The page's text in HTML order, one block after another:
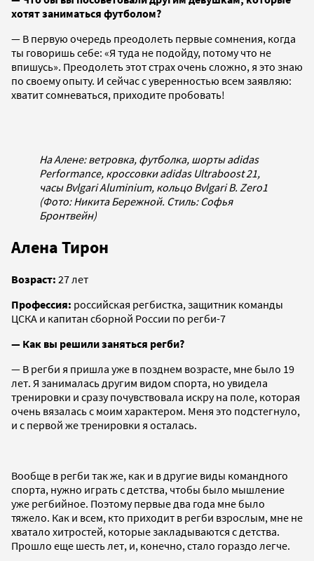
хотят заниматься футболом?
— В первую очередь преодолеть первые сомнения, когда
ты говоришь себе: «Я туда не подойду, потому что не
впишусь». Преодолеть этот страх очень сложно, я это знаю
по своему опыту. И сейчас с уверенностью всем заявляю:
хватит сомневаться, приходите пробовать!
На Алене: ветровка, футболка, шорты adidas
Performance, кроссовки adidas Ultraboost 21,
часы Bvlgari Aluminium, кольцо Bvlgari B. Zero1
(Фото: Никита Бережной. Стиль: Софья
Бронтвейн)
Алена Тирон
Возраст: 27 лет
Профессия: российская регбистка, защитник команды
ЦСКА и капитан сборной России по регби-7
— Как вы решили заняться регби?
— В регби я пришла уже в позднем возрасте, мне было 19
лет. Я занималась другим видом спорта, но увидела
тренировки и сразу почувствовала искру на поле, которая
очень вязалась с моим характером. Меня это подстегнуло,
и с первой же тренировки я осталась.
Вообще в регби так же, как и в другие виды командного
спорта, нужно играть с детства, чтобы было мышление
уже регбийное. Поэтому первые два года мне было
тяжело. Как и всем, кто приходит в регби взрослым, мне не
хватало хитростей, которые закладываются с детства.
Прошло еще шесть лет, и, конечно, стало гораздо легче.